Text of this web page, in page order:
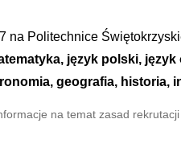
na Politechnice
język polski,
geografia, historia,
na temat zasad